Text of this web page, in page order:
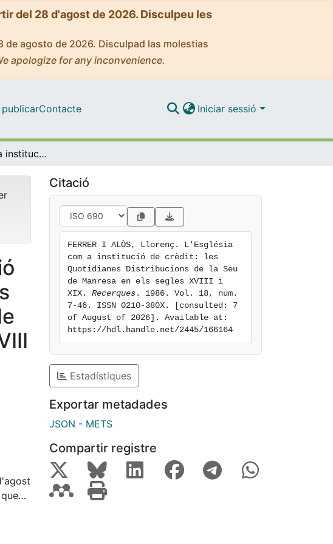
del 28 d'agost de 2026. Disculpeu les
agosto de 2026. Disculpad las molestias
apologize for any inconvenience.
Contacte Iniciar sessió
L'Església com a institució de crèdit: les Quotidianes Distribucions de la Seu de Manresa en els segles XVIII i XIX
el
Citació
FERRER I ALÒS, Llorenç. L'Església
com a institució de crèdit: les
Quotidianes Distribucions de la Seu
de Manresa en els segles XVIII i
XIX. Recerques . 1986. Vol. 18, num.
7-46. ISSN 0210-380X. [consulted: 7
of August of 2026]. Available at:
https://hdl.handle.net/2445/166164
Estadístiques
Exportar metadades
JSON - METS
Compartir registre